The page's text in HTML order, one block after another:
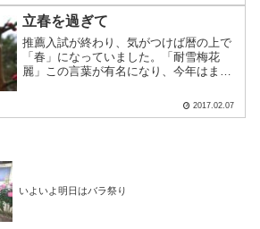
立春を過ぎて
推薦入試が終わり、気がつけば暦の上で
「春」になっていました。「耐雪梅花
麗」この言葉が有名になり、今年はまた
たインフルエンザも今朝時点で感染者2
人。ちょっと落ち着いてきた感じです。
2017.02.07
いよいよ明日はバラ祭り